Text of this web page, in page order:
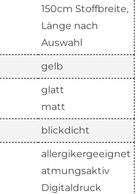
150cm Stoffbreite,
Länge nach
Auswahl
gelb
glatt
matt
blickdicht
allergikergeeignet
atmungsaktiv
Digitaldruck